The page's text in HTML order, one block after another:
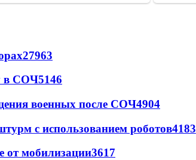
27963
в СОЧ5146
военных после СОЧ4904
с использованием роботов4183
от мобилизации3617